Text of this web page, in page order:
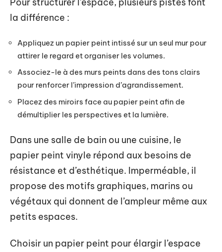
la différence :
Appliquez un papier peint intissé sur un seul mur pour
attirer le regard et organiser les volumes.
Associez-le à des murs peints dans des tons clairs
pour renforcer l’impression d’agrandissement.
Placez des miroirs face au papier peint afin de
démultiplier les perspectives et la lumière.
Dans une salle de bain ou une cuisine, le
papier peint vinyle répond aux besoins de
résistance et d’esthétique. Imperméable, il
propose des motifs graphiques, marins ou
végétaux qui donnent de l’ampleur même aux
petits espaces.
Choisir un papier peint pour élargir l’espace